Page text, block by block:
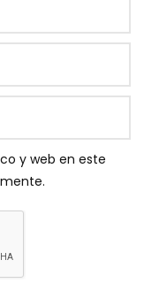
y web en este